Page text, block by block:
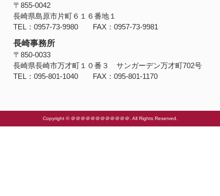
〒855-0042
長崎県島原市片町６１６番地１
TEL：0957-73-9980 FAX：0957-73-9981
長崎事務所
〒850-0033
長崎県長崎市万才町１０番３ サンガーデン万才町702号
TEL：095-801-1040 FAX：095-801-1170
Copyright © ＠＠＠＠＠＠＠＠＠＠＠＠. All Rights Reserved.